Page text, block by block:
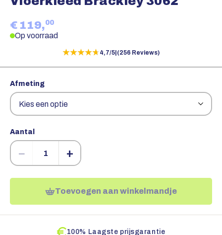
€ 119,00
Op voorraad
★★★★★
★★★★★4,7/5 (256 Reviews)
Afmeting
Aantal
− +
Toevoegen aan winkelmandje
100% Laagste prijsgarantie